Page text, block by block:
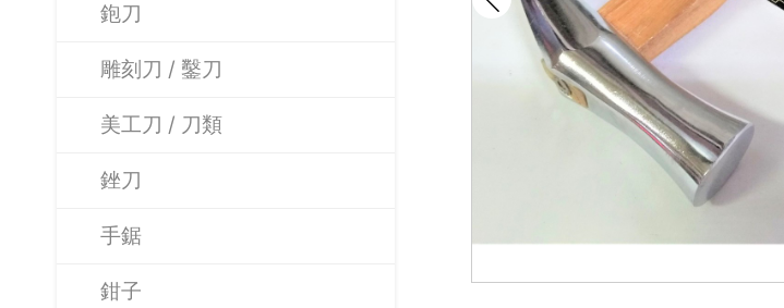
鉋刀
雕刻刀 / 鑿刀
美工刀 / 刀類
銼刀
手鋸
鉗子